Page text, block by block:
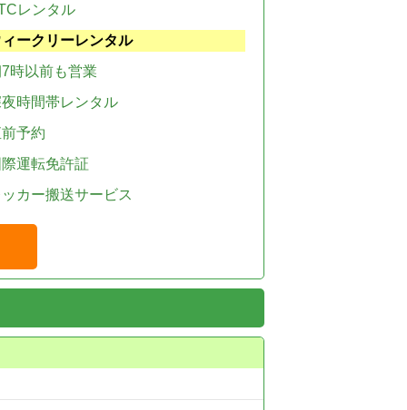
レンタル
ークリーレンタル
時以前も営業
時間帯レンタル
予約
運転免許証
カー搬送サービス